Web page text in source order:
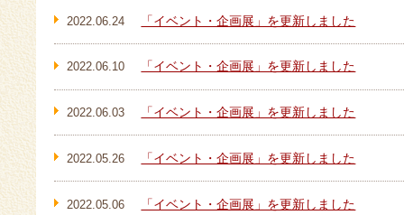
2022.06.24 「イベント・企画展」を更新しました
2022.06.10 「イベント・企画展」を更新しました
2022.06.03 「イベント・企画展」を更新しました
2022.05.26 「イベント・企画展」を更新しました
2022.05.06 「イベント・企画展」を更新しました